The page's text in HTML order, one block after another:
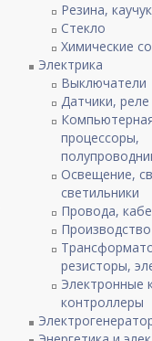
Резина,
Стекло
Химические
Электрика
Выключатели
Датчики, реле
процессоры,
Освещение,
светильники
Провода,
резисторы,
Электронные
контроллеры